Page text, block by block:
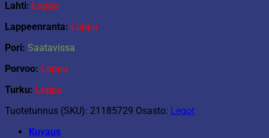
Lahti: Loppu
Lappeenranta: Loppu
Pori: Saatavissa
Porvoo: Loppu
Turku: Loppu
Tuotetunnus (SKU): 21185729 Osasto: Legot
Kuvaus